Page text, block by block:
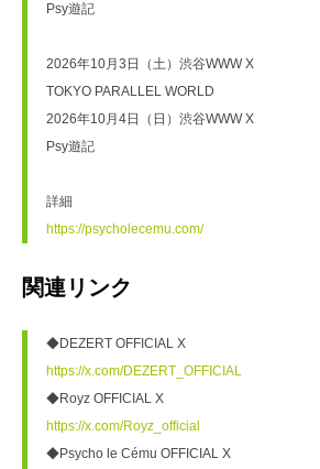
Psy遊記
2026年10月3日（土）渋谷WWW X
TOKYO PARALLEL WORLD
2026年10月4日（日）渋谷WWW X
Psy遊記
https://psycholecemu.com/
関連リンク
◆DEZERT OFFICIAL X
https://x.com/DEZERT_OFFICIAL
◆Royz OFFICIAL X
https://x.com/Royz_official
◆Psycho le Cému OFFICIAL X